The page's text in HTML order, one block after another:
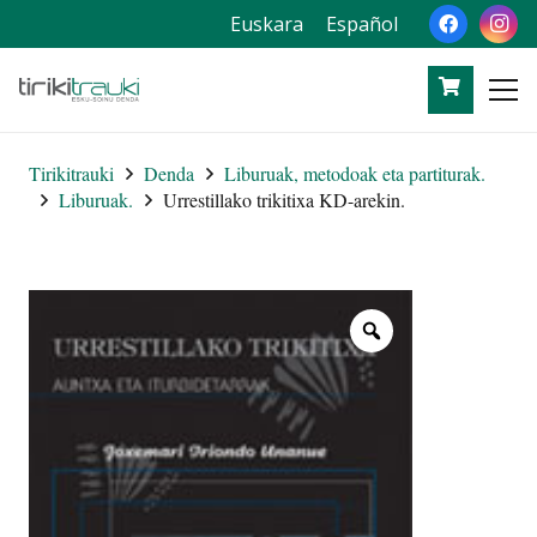
Euskara Español
Tirikitrauki Denda
Liburuak, metodoak eta partiturak.
Liburuak.
Urrestillako trikitixa KD-arekin.